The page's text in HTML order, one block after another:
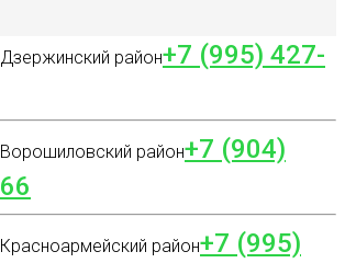
район+7 (995) 427-
район+7 (904)
район+7 (995)